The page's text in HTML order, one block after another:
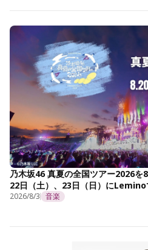
乃木坂46 真夏の全国ツアー2026を
22日（土）、23日（日）にLemino
2026/8/3 音楽